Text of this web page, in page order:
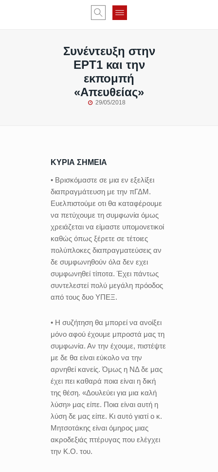
Συνέντευξη στην
ΕΡΤ1 και την
εκπομπή
«Απευθείας»
29/05/2018
ΚΥΡΙΑ ΣΗΜΕΙΑ
• Βρισκόμαστε σε μια εν εξελίξει
διαπραγμάτευση με την πΓΔΜ.
Ευελπιστούμε οτι θα καταφέρουμε
να πετύχουμε τη συμφωνία όμως
χρειάζεται να είμαστε υπομονετικοί
καθώς όπως ξέρετε σε τέτοιες
πολύπλοκες διαπραγματεύσεις αν
δε συμφωνηθούν όλα δεν εχει
συμφωνηθεί τίποτα. Έχει πάντως
συντελεστεί πολύ μεγάλη πρόοδος
από τους δυο ΥΠΕΞ.
• Η συζήτηση θα μπορεί να ανοίξει
μόνο αφού έχουμε μπροστά μας τη
συμφωνία. Αν την έχουμε, πιστέψτε
με δε θα είναι εύκολο να την
αρνηθεί κανείς. Όμως η ΝΔ δε μας
έχει πει καθαρά ποια είναι η δική
της θέση. «Δουλεύει για μια καλή
λύση» μας είπε. Ποια είναι αυτή η
λύση δε μας είπε. Κι αυτό γιατί ο κ.
Μητσοτάκης είναι όμηρος μιας
ακροδεξιάς πτέρυγας που ελέγχει
την Κ.Ο. του.